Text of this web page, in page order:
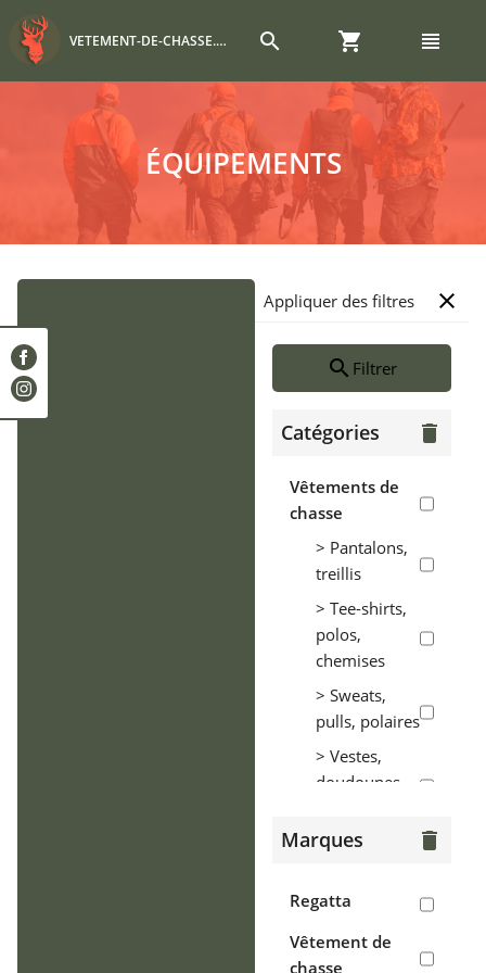
VETEMENT-DE-CHASSE.COM search shopping_cart view_headline
ÉQUIPEMENTS
Appliquer des filtres close
search Filtrer
Catégories delete
Vêtements de
chasse
> Pantalons,
treillis
> Tee-shirts,
polos,
chemises
> Sweats,
pulls, polaires
> Vestes,
doudounes,
> Coupe-vent,
pluie
> Gilets
Marques delete
Regatta
Vêtement de
chasse